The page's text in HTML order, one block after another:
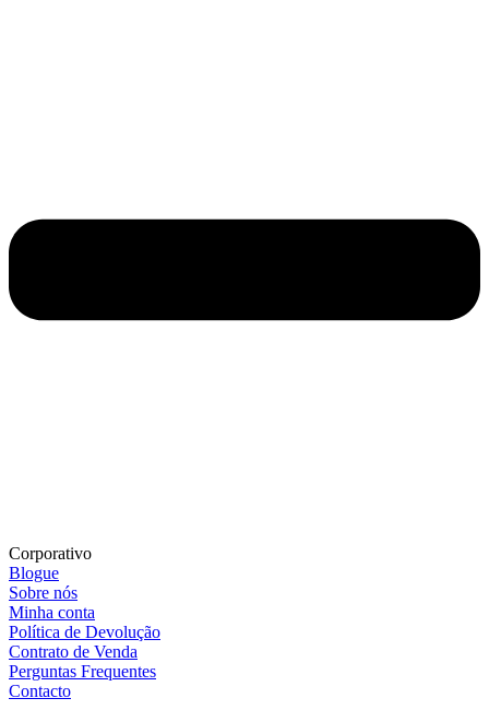
Corporativo
Blogue
Sobre nós
Minha conta
Política de Devolução
Contrato de Venda
Perguntas Frequentes
Contacto